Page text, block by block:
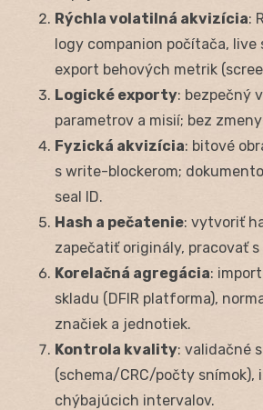
Rýchla volatilná akvizícia:
logy companion počítača, live
export behových metrik
Logické exporty: bezpečný
parametrov a misií; bez
Fyzická akvizícia: bitové
s write-blockerom;
seal ID.
Hash a pečatenie: vytvoriť
zapečatiť originály, pracovať s
Korelačná agregácia:
skladu (DFIR platforma),
značiek a jednotiek.
Kontrola kvality: validačné
(schema/CRC/počty snímok),
chýbajúcich intervalov.